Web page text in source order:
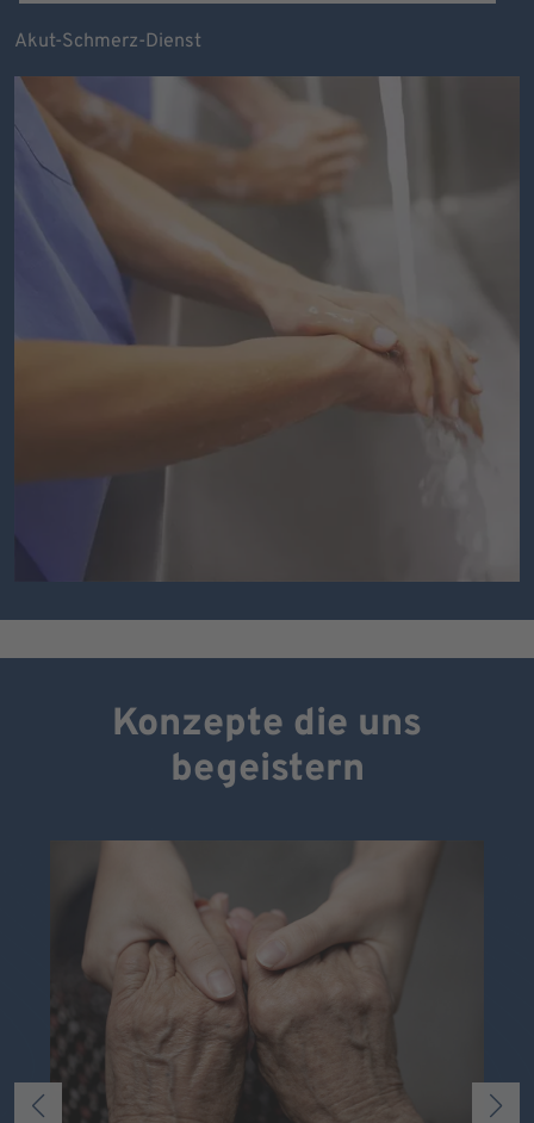
Akut-Schmerz-Dienst
Konzepte die uns
begeistern